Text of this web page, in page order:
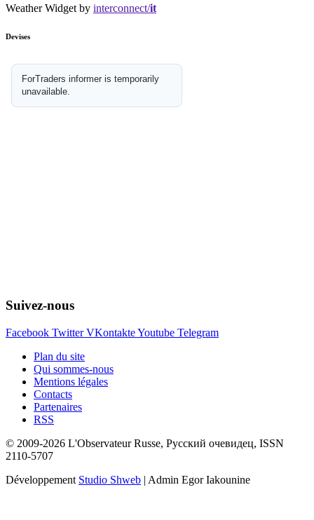
Weather Widget by interconnect/it
Devises
Suivez-nous
Facebook Twitter VKontakteYoutube Telegram
Plan du site
Qui sommes-nous
Mentions légales
Contacts
Partenaires
RSS
© 2009-2026 L'Observateur Russe, Русский очевидец, ISSN
2110-5707
Développement Studio Shweb | Admin Egor Iakounine